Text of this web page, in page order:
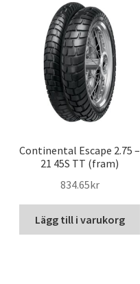
Continental Escape 2.75 –
21 45S TT (fram)
834.65kr
Lägg till i varukorg